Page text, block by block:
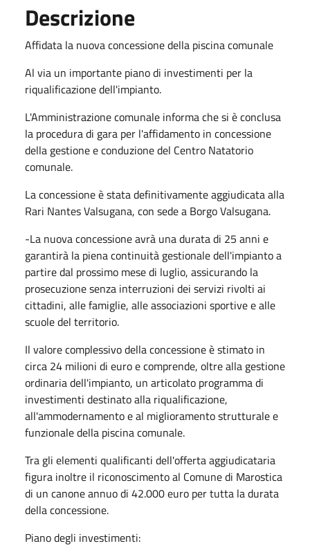
Descrizione
Affidata la nuova concessione della piscina comunale
Al via un importante piano di investimenti per la
riqualificazione dell'impianto.
L'Amministrazione comunale informa che si è conclusa
la procedura di gara per l'affidamento in concessione
della gestione e conduzione del Centro Natatorio
comunale.
La concessione è stata definitivamente aggiudicata alla
Rari Nantes Valsugana, con sede a Borgo Valsugana.
-La nuova concessione avrà una durata di 25 anni e
garantirà la piena continuità gestionale dell'impianto a
partire dal prossimo mese di luglio, assicurando la
prosecuzione senza interruzioni dei servizi rivolti ai
cittadini, alle famiglie, alle associazioni sportive e alle
scuole del territorio.
Il valore complessivo della concessione è stimato in
circa 24 milioni di euro e comprende, oltre alla gestione
ordinaria dell'impianto, un articolato programma di
investimenti destinato alla riqualificazione,
all'ammodernamento e al miglioramento strutturale e
funzionale della piscina comunale.
Tra gli elementi qualificanti dell'offerta aggiudicataria
figura inoltre il riconoscimento al Comune di Marostica
di un canone annuo di 42.000 euro per tutta la durata
della concessione.
Piano degli investimenti: